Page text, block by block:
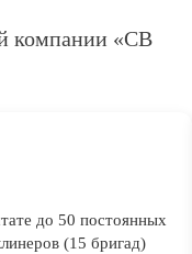
компании «СВ
до 50 постоянных
(15 бригад)